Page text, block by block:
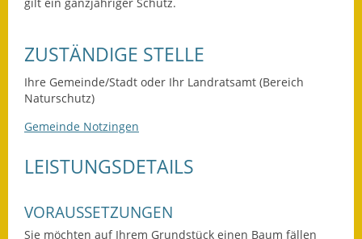
Sitzungsberichte 2017
Sitzungsberichte 2018
Haushalt & Finanzen
ZUSTÄNDIGE STELLE
Ihre Gemeinde/Stadt oder Ihr Landratsamt (Bereich
Naturschutz)
Gemeinde Notzingen
LEISTUNGSDETAILS
VORAUSSETZUNGEN
Sie möchten auf Ihrem Grundstück einen Baum fällen